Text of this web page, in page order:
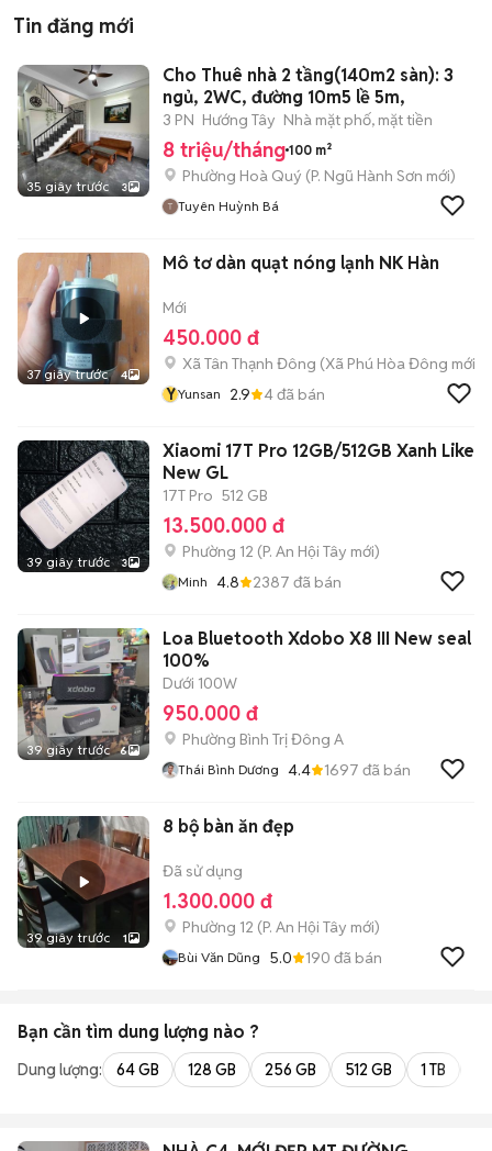
Tin đăng mới
35 giây trước 3
Cho Thuê nhà 2 tầng(140m2 sàn): 3
ngủ, 2WC, đường 10m5 lề 5m,
3 PN Hướng Tây Nhà mặt phố, mặt tiền
8 triệu/tháng 100 m²
Phường Hoà Quý (P. Ngũ Hành Sơn mới)
Tuyên Huỳnh Bá
37 giây trước 4
Mô tơ dàn quạt nóng lạnh NK Hàn
Mới
450.000 đ
Xã Tân Thạnh Đông (Xã Phú Hòa Đông mới)
YYunsan 2.9 4đã bán
39 giây trước 3
Xiaomi 17T Pro 12GB/512GB Xanh Like
New GL
17T Pro 512 GB
13.500.000 đ
Phường 12 (P. An Hội Tây mới)
Minh 4.8 2387 đã bán
39 giây trước 6
Loa Bluetooth Xdobo X8 III New seal
100%
Dưới 100W
950.000 đ
Phường Bình Trị Đông A
Thái Bình Dương 4.4 1697 đã bán
39 giây trước 1
8 bộ bàn ăn đẹp
Đã sử dụng
1.300.000 đ
Phường 12 (P. An Hội Tây mới)
Bùi Văn Dũng 5.0 190 đã bán
Bạn cần tìm dung lượng nào ?
Dung lượng: 64 GB 128 GB 256 GB 512 GB 1 TB